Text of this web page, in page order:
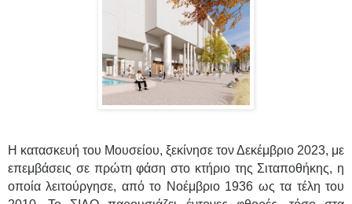
Η κατασκευή του Μουσείου, ξεκίνησε τον Δεκέμβριο 2023, με
επεμβάσεις σε πρώτη φάση στο κτήριο της Σιταποθήκης, η
οποία λειτούργησε, από το Νοέμβριο 1936 ως τα τέλη του